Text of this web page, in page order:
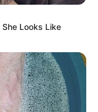
la covid-19
en el año2017
activada una
del Ejército que
de Cúcuta.
Looks Like